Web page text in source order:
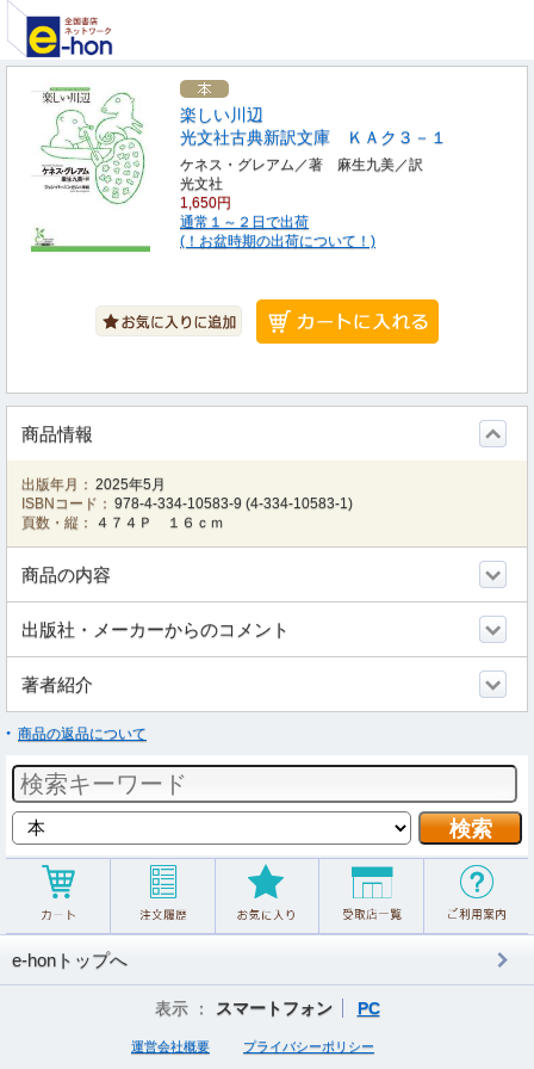
楽しい川辺
光文社古典新訳文庫 ＫＡク３－１
ケネス・グレアム／著 麻生九美／訳
光文社
1,650円
通常１～２日で出荷
(！お盆時期の出荷について！)
商品情報
出版年月： 2025年5月
ISBNコード： 978-4-334-10583-9 (4-334-10583-1)
頁数・縦：
４７４Ｐ １６ｃｍ
商品の内容
出版社・メーカーからのコメント
著者紹介
商品の返品について
e-honトップへ
表示 ： スマートフォン PC
運営会社概要 プライバシーポリシー